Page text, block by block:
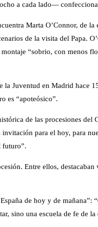
a cada lado—
Marta O’Connor, de la
de la visita del Papa.
“sobrio, con menos
Juventud en Madrid hace
es “apoteósico”.
de las procesiones del
para el hoy, para
futuro”.
Entre ellos,
de hoy y de mañana”:
sino una escuela de fe de